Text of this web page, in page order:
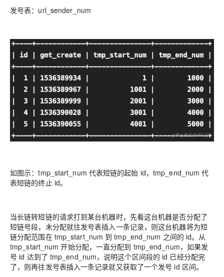
发号表：url_sender_num
如图示：tmp_start_num 代表短链的起始 id，tmp_end_num 代
表短链的终止 id。
当长链转短链的请求打到某台机器时，先看这台机器是否分配了
短链号段，未分配就往发号表插入一条记录，则这台机器将为短
链分配范围在 tmp_start_num 到 tmp_end_num 之间的 id。从
tmp_start_num 开始分配，一直分配到 tmp_end_num，如果发
号 id 达到了 tmp_end_num，说明这个区间段的 id 已经分配完
了，则再往发号表插入一条记录就又获取了一个发号 id 区间。